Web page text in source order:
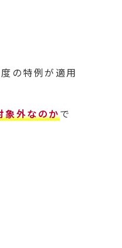
の特例が適用
象外なのかで